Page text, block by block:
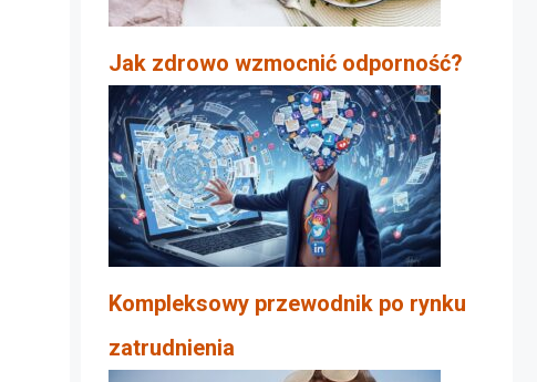
Jak zdrowo wzmocnić odporność?
Kompleksowy przewodnik po rynku
zatrudnienia